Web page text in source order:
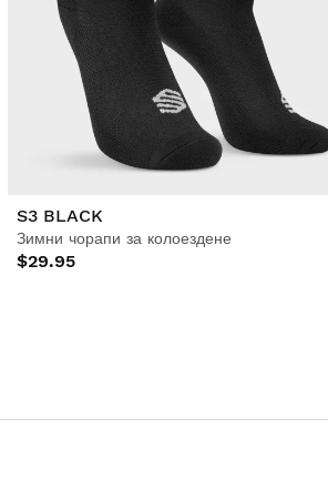
S3 BLACK
Зимни чорапи за колоездене
$29.95